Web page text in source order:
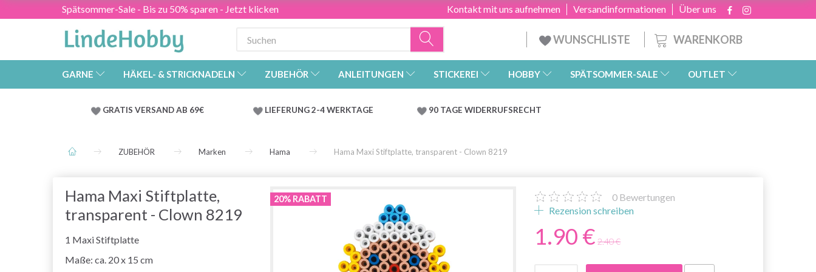
Spätsommer-Sale - Bis zu 50% sparen - Jetzt klicken Über uns
Versandinformationen
Kontakt mit uns aufnehmen
WARENKORB
WUNSCHLISTE
GARNE HÄKEL- & STRICKNADELN ZUBEHÖR ANLEITUNGEN STICKEREI HOBBY SPÄTSOMMER-SALE OUTLET
GRATIS VERSAND AB 69€ LIEFERUNG 2-4 WERKTAGE 90 TAGE WIDERRUFSRECHT
ZUBEHÖR Marken Hama Hama Maxi Stiftplatte, transparent - Clown 8219
Hama Maxi Stiftplatte,
transparent - Clown 8219
1 Maxi Stiftplatte
Maße: ca. 20 x 15 cm
20% RABATT 0 Bewertungen
Rezension schreiben
1.90 € 2.40 €